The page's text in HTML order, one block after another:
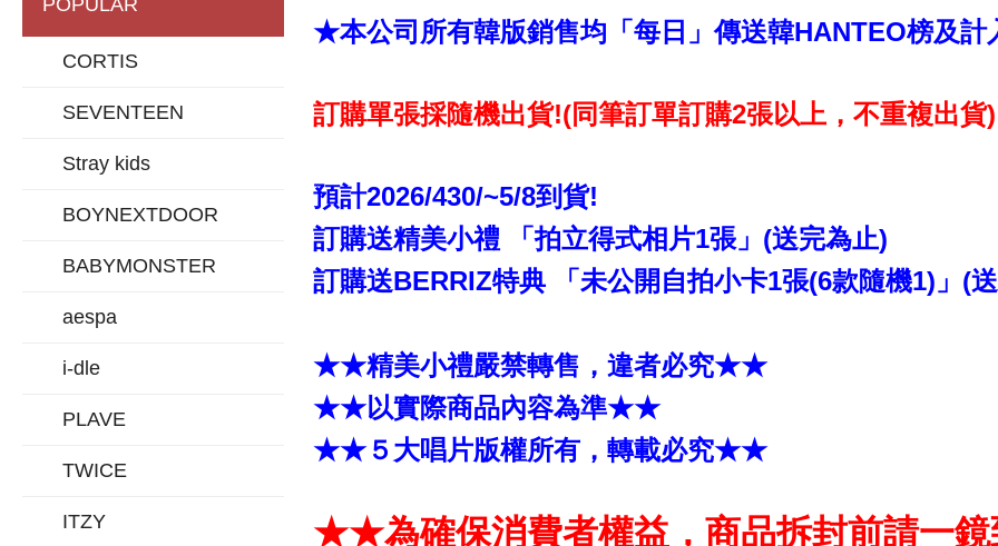
POPULAR
CORTIS
SEVENTEEN
Stray kids
BOYNEXTDOOR
BABYMONSTER
aespa
i-dle
PLAVE
TWICE
ITZY
★本公司所有韓版銷售均「每日」傳送韓HANTEO榜及
訂購單張採隨機出貨!(同筆訂單訂購2張以上，不重複出貨)
預計2026/430/~5/8到貨!
訂購送精美小禮 「拍立得式相片1張」(送完為止)
訂購送BERRIZ特典 「未公開自拍小卡1張(6款隨機1)」(
★★精美小禮嚴禁轉售，違者必究★★
★★以實際商品內容為準★★
★★５大唱片版權所有，轉載必究★★
★★為確保消費者權益，商品拆封前請一鏡